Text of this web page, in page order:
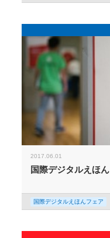
2017.06.01
国際デジタルえほ
国際デジタルえほんフェア